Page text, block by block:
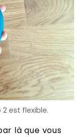
est flexible.
là que vous